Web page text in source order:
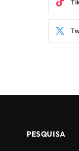
PESQUISA